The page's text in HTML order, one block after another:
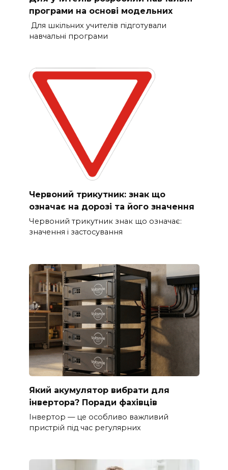
програми на основі модельних
Для шкільних учителів підготували
навчальні програми
Червоний трикутник: знак що
означає на дорозі та його значення
Червоний трикутник знак що означає:
значення і застосування
Який акумулятор вибрати для
інвертора? Поради фахівців
Інвертор — це особливо важливий
пристрій під час регулярних